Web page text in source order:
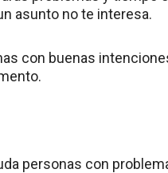
asunto no te interesa.
con buenas
personas con